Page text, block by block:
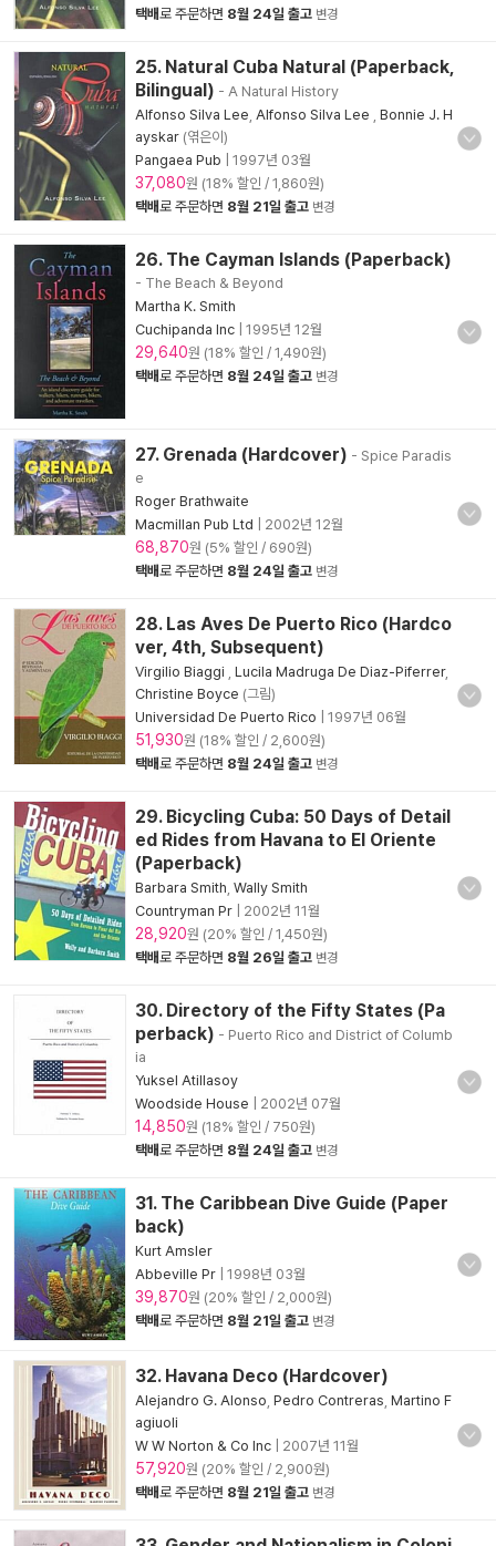
택배로 주문하면 8월 24일 출고 변경
25. Natural Cuba Natural (Paperback,
Bilingual) - A Natural History
Alfonso Silva Lee Alfonso Silva Lee
Bonnie J. H
ayskar (엮은이)
Pangaea Pub
1997년 03월
37,080원 (18% 할인 / 1,860원)
택배로 주문하면 8월 21일 출고 변경
26. The Cayman Islands (Paperback)
- The Beach & Beyond
Martha K. Smith
Cuchipanda Inc
1995년 12월
29,640원 (18% 할인 / 1,490원)
택배로 주문하면 8월 24일 출고 변경
27. Grenada (Hardcover) - Spice Paradis
e
Roger Brathwaite
Macmillan Pub Ltd
2002년 12월
68,870원 (5% 할인 / 690원)
택배로 주문하면 8월 24일 출고 변경
28. Las Aves De Puerto Rico (Hardco
ver, 4th, Subsequent)
Virgilio Biaggi Lucila Madruga De Diaz-Piferrer,
Christine Boyce (그림)
Universidad De Puerto Rico
1997년 06월
51,930원 (18% 할인 / 2,600원)
택배로 주문하면 8월 24일 출고 변경
29. Bicycling Cuba: 50 Days of Detail
ed Rides from Havana to El Oriente
(Paperback)
Barbara Smith Wally Smith
Countryman Pr
2002년 11월
28,920원 (20% 할인 / 1,450원)
택배로 주문하면 8월 26일 출고 변경
30. Directory of the Fifty States (Pa
perback) - Puerto Rico and District of Columb
ia
Yuksel Atillasoy
Woodside House
2002년 07월
14,850원 (18% 할인 / 750원)
택배로 주문하면 8월 24일 출고 변경
31. The Caribbean Dive Guide (Paper
back)
Kurt Amsler
Abbeville Pr
1998년 03월
39,870원 (20% 할인 / 2,000원)
택배로 주문하면 8월 21일 출고 변경
32. Havana Deco (Hardcover)
Alejandro G. Alonso Pedro Contreras Martino F
agiuoli
W W Norton & Co Inc
2007년 11월
57,920원 (20% 할인 / 2,900원)
택배로 주문하면 8월 21일 출고 변경